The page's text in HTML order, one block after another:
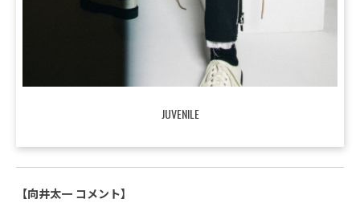
JUVENILE
【向井太一 コメント】